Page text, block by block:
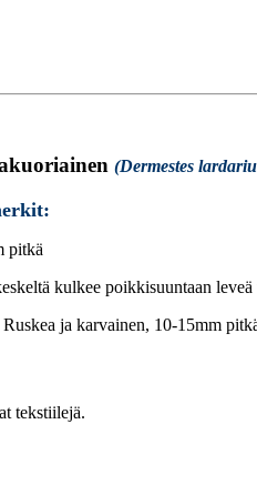
(Dermestes
pitkä
kulkee poikkisuuntaan leveä
ja karvainen, 10-15mm
tekstiilejä.